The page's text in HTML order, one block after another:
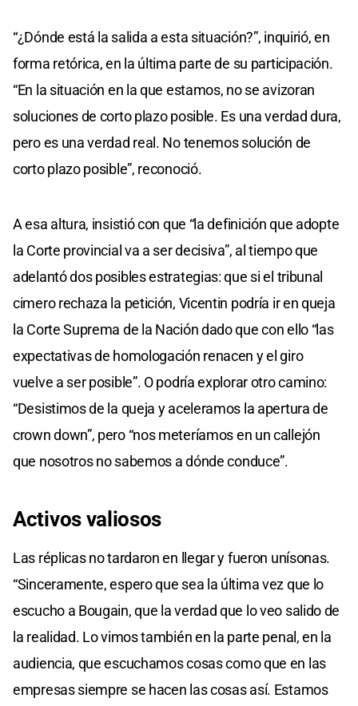
“¿Dónde está la salida a esta situación?”, inquirió, en
forma retórica, en la última parte de su participación.
“En la situación en la que estamos, no se avizoran
soluciones de corto plazo posible. Es una verdad dura,
pero es una verdad real. No tenemos solución de
corto plazo posible”, reconoció.
A esa altura, insistió con que “la definición que adopte
la Corte provincial va a ser decisiva”, al tiempo que
adelantó dos posibles estrategias: que si el tribunal
cimero rechaza la petición, Vicentin podría ir en queja
la Corte Suprema de la Nación dado que con ello “las
expectativas de homologación renacen y el giro
vuelve a ser posible”. O podría explorar otro camino:
“Desistimos de la queja y aceleramos la apertura de
crown down”, pero “nos meteríamos en un callejón
que nosotros no sabemos a dónde conduce”.
Activos valiosos
Las réplicas no tardaron en llegar y fueron unísonas.
“Sinceramente, espero que sea la última vez que lo
escucho a Bougain, que la verdad que lo veo salido de
la realidad. Lo vimos también en la parte penal, en la
audiencia, que escuchamos cosas como que en las
empresas siempre se hacen las cosas así. Estamos